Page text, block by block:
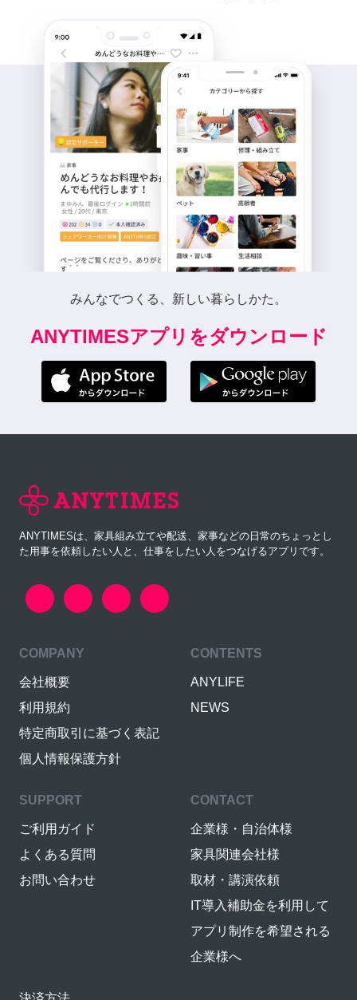
みんなでつくる、新しい暮らしかた。
ANYTIMESアプリをダウンロード
ANYTIMESは、家具組み立てや配送、家事などの日常のちょっとし
た用事を依頼したい人と、仕事をしたい人をつなげるアプリです。
COMPANY
会社概要
利用規約
特定商取引に基づく表記
個人情報保護方針
CONTENTS
ANYLIFE
NEWS
SUPPORT
ご利用ガイド
よくある質問
お問い合わせ
CONTACT
企業様・自治体様
家具関連会社様
取材・講演依頼
IT導入補助金を利用して
アプリ制作を希望される
企業様へ